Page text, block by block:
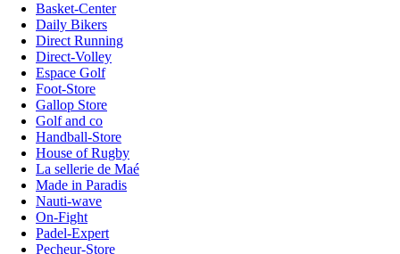
Basket-Center
Daily Bikers
Direct Running
Direct-Volley
Espace Golf
Foot-Store
Gallop Store
Golf and co
Handball-Store
House of Rugby
La sellerie de Maé
Made in Paradis
Nauti-wave
On-Fight
Padel-Expert
Pecheur-Store